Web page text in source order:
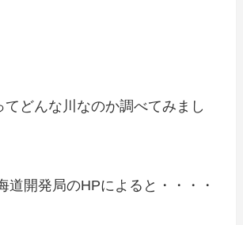
てどんな川なのか調べてみまし
道開発局のHPによると・・・・